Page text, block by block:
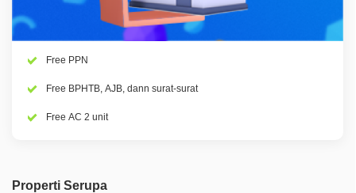
Free PPN
Free BPHTB, AJB, dann surat-surat
Free AC 2 unit
Properti Serupa